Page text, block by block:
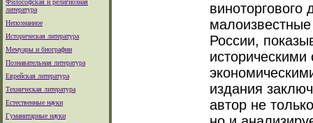
Философская и религиозная
литература
Непознанное
Историческая литература
Мемуары и биографии
Познавательная литература
Еврейская литература
Техническая литература
Естественные науки
Гуманитарные науки
виноторгового
России,
издания
автор не